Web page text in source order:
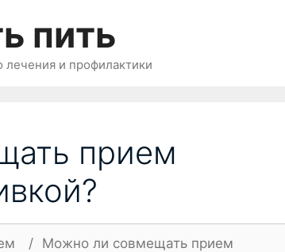
пить
лечения и профилактики
прием
/
Можно ли совмещать прием